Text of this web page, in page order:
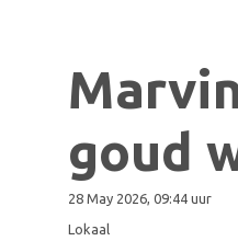
goud
28 May 2026, 09:44 uur
Lokaal